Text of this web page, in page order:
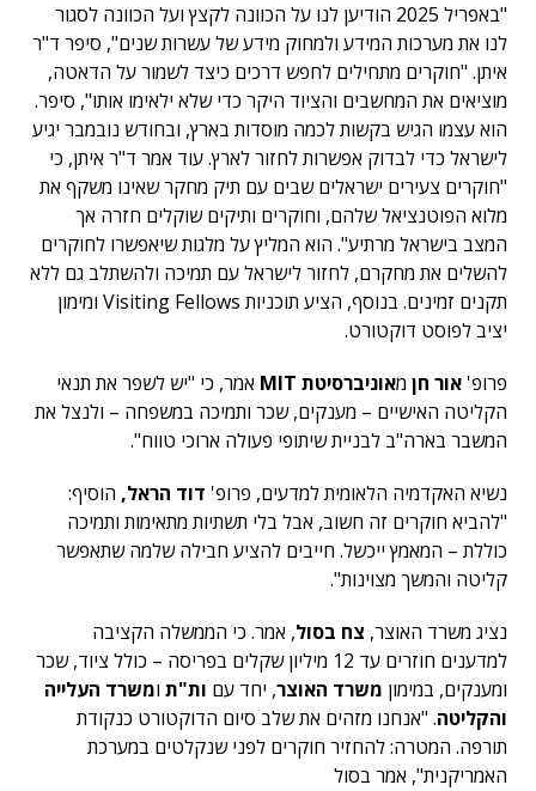
"באפריל 2025 הודיען לנו על הכוונה לקצץ ועל הכוונה לסגור
לנו את מערכות המידע ולמחוק מידע של עשרות שנים", סיפר ד"ר
איתן. "חוקרים מתחילים לחפש דרכים כיצד לשמור על הדאטה,
מוציאים את המחשבים והציוד היקר כדי שלא ילאימו אותו", סיפר.
הוא עצמו הגיש בקשות לכמה מוסדות בארץ, ובחודש נובמבר יגיע
לישראל כדי לבדוק אפשרות לחזור לארץ. עוד אמר ד"ר איתן, כי
"חוקרים צעירים ישראלים שבים עם תיק מחקר שאינו משקף את
מלוא הפוטנציאל שלהם, וחוקרים ותיקים שוקלים חזרה אך
המצב בישראל מרתיע". הוא המליץ על מלגות שיאפשרו לחוקרים
להשלים את מחקרם, לחזור לישראל עם תמיכה ולהשתלב גם ללא
תקנים זמינים. בנוסף, הציע תוכניות Visiting Fellows ומימון
יציב לפוסט דוקטורט.
פרופ' אור חן מאוניברסיטת MIT אמר, כי "יש לשפר את תנאי
הקליטה האישיים – מענקים, שכר ותמיכה במשפחה – ולנצל את
המשבר בארה"ב לבניית שיתופי פעולה ארוכי טווח".
נשיא האקדמיה הלאומית למדעים, פרופ' דוד הראל, הוסיף:
"להביא חוקרים זה חשוב, אבל בלי תשתיות מתאימות ותמיכה
כוללת – המאמץ ייכשל. חייבים להציע חבילה שלמה שתאפשר
קליטה והמשך מצוינות".
נציג משרד האוצר, צח בסול, אמר. כי הממשלה הקציבה
למדענים חוזרים עד 12 מיליון שקלים בפריסה – כולל ציוד, שכר
ומענקים, במימון משרד האוצר, יחד עם ות"ת ומשרד העלייה
והקליטה. "אנחנו מזהים את שלב סיום הדוקטורט כנקודת
תורפה. המטרה: להחזיר חוקרים לפני שנקלטים במערכת
האמריקנית", אמר בסול